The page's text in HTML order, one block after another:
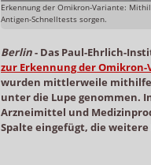
Erkennung der Omikron-Variante:
Antigen-Schnelltests sorgen.
Berlin- Das Paul-Ehrlich-
zur Erkennung der
wurden mittlerweile mithilfe
unter die Lupe genommen.
Arzneimittel und
Spalte eingefügt, die